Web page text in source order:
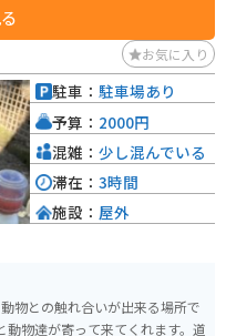
ミリーマートがあるので、ラン
す。
お気に入り
物との触れ合いが出来る場所で
物達が寄って来てくれます。道
駐車： 駐車場あり
予算： 2000円
混雑： 少し混んでいる
滞在： 3時間
施設： 屋外